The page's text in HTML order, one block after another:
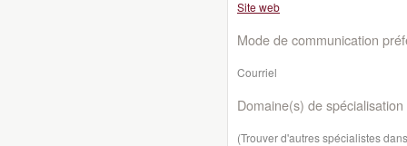
Site web
Mode de communication
Courriel
Domaine(s) de spécialisation
(Trouver d'autres spécialistes